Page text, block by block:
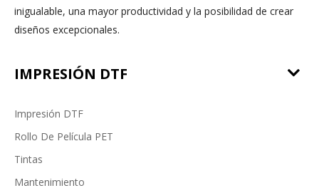
inigualable, una mayor productividad y la posibilidad de crear
diseños excepcionales.
IMPRESIÓN DTF
Impresión DTF
Rollo De Película PET
Tintas
Mantenimiento